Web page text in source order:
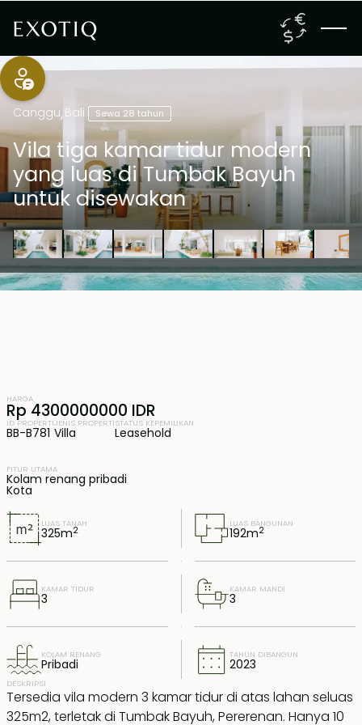
Canggu, Bali Sewa 28 tahun
Vila tiga kamar tidur modern
yang luas di Tumbak Bayuh
untuk disewakan
LUAS TANAH
325m2
LUAS BANGUNAN
192m2
KAMAR TIDUR
3
KAMAR MANDI
3
KOLAM RENANG
Pribadi
TAHUN DIBANGUN
2023
DESKRIPSI
Tersedia vila modern 3 kamar tidur di atas lahan seluas
325m2, terletak di Tumbak Bayuh, Pererenan. Hanya 10
HARGA
Rp 4300000000 IDR
ID PROPERTI
BB-B781
JENIS PROPERTI
Villa
STATUS KEPEMILIKAN
Leasehold
FITUR UTAMA
Kolam renang pribadi
Kota